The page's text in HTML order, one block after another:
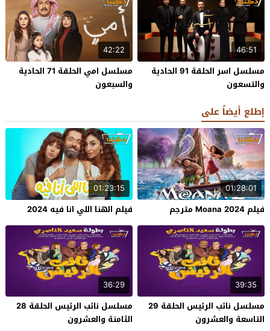
46:51
مسلسل اسر الحلقة 91 الحادية
والتسعون
42:22
مسلسل امي الحلقة 71 الحادية
والسبعون
إطلع أيضاً على
01:28:01
فيلم Moana 2024 مترجم
01:23:15
فيلم الهنا اللي انا فيه 2024
39:35
مسلسل نائب الرئيس الحلقة 29
التاسعة والعشرون
36:29
مسلسل نائب الرئيس الحلقة 28
الثامنة والعشرون